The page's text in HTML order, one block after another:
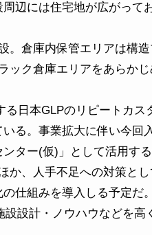
辺には住宅地が広がって
倉庫内保管エリアは構
ック倉庫エリアをあらか
日本GLPのリピートカス
る。事業拡大に伴い今
ター(仮)」として活用す
か、人手不足への対策と
仕組みを導入しる予定
設計・ノウハウなどを